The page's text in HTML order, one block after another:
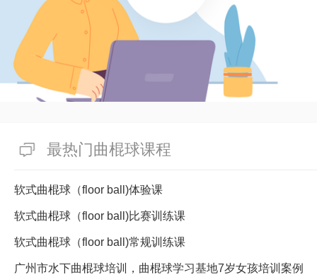
最热门曲棍球课程
软式曲棍球（floor ball)体验课
软式曲棍球（floor ball)比赛训练课
软式曲棍球（floor ball)常规训练课
广州市水下曲棍球培训，曲棍球学习基地7岁女孩培训案例